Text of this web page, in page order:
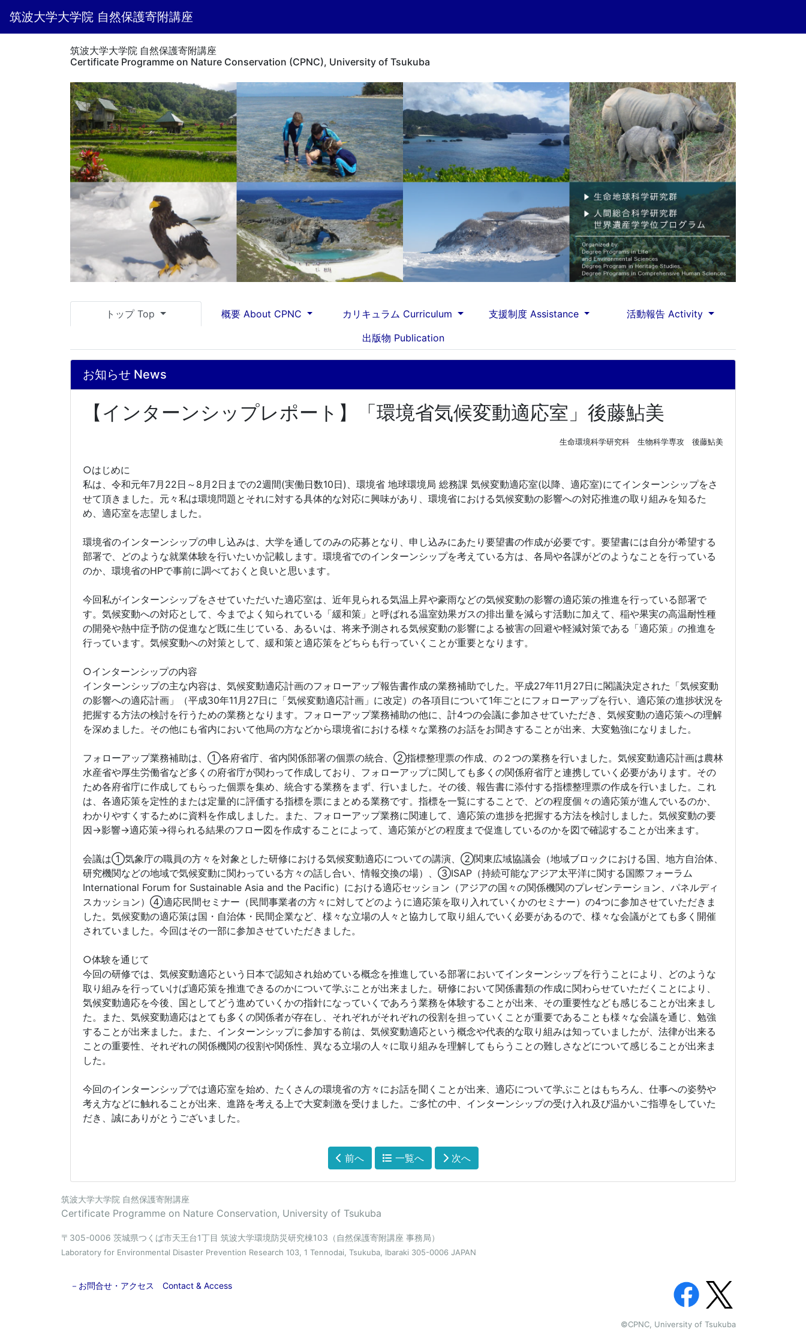
筑波大学大学院 自然保護寄附講座
筑波大学大学院 自然保護寄附講座
Certificate Programme on Nature Conservation (CPNC), University of Tsukuba
トップ Top 概要 About CPNC カリキュラム Curriculum 支援制度 Assistance
活動報告 Activity
出版物 Publication
お知らせ News
【インターンシップレポート】「環境省気候変動適応室」後藤鮎美
生命環境科学研究科 生物科学専攻 後藤鮎美
○はじめに
私は、令和元年7月22日～8月2日までの2週間(実働日数10日)、環境省 地球環境局 総務課 気候変動適応室(以降、適応室)にてインターンシップをさ
せて頂きました。元々私は環境問題とそれに対する具体的な対応に興味があり、環境省における気候変動の影響への対応推進の取り組みを知るた
め、適応室を志望しました。
環境省のインターンシップの申し込みは、大学を通してのみの応募となり、申し込みにあたり要望書の作成が必要です。要望書には自分が希望する
部署で、どのような就業体験を行いたいか記載します。環境省でのインターンシップを考えている方は、各局や各課がどのようなことを行っている
のか、環境省のHPで事前に調べておくと良いと思います。
今回私がインターンシップをさせていただいた適応室は、近年見られる気温上昇や豪雨などの気候変動の影響の適応策の推進を行っている部署で
す。気候変動への対応として、今までよく知られている「緩和策」と呼ばれる温室効果ガスの排出量を減らす活動に加えて、稲や果実の高温耐性種
の開発や熱中症予防の促進など既に生じている、あるいは、将来予測される気候変動の影響による被害の回避や軽減対策である「適応策」の推進を
行っています。気候変動への対策として、緩和策と適応策をどちらも行っていくことが重要となります。
○インターンシップの内容
インターンシップの主な内容は、気候変動適応計画のフォローアップ報告書作成の業務補助でした。平成27年11月27日に閣議決定された「気候変動
の影響への適応計画」（平成30年11月27日に「気候変動適応計画」に改定）の各項目について1年ごとにフォローアップを行い、適応策の進捗状況を
把握する方法の検討を行うための業務となります。フォローアップ業務補助の他に、計4つの会議に参加させていただき、気候変動の適応策への理解
を深めました。その他にも省内において他局の方などから環境省における様々な業務のお話をお聞きすることが出来、大変勉強になりました。
フォローアップ業務補助は、①各府省庁、省内関係部署の個票の統合、②指標整理票の作成、の２つの業務を行いました。気候変動適応計画は農林
水産省や厚生労働省など多くの府省庁が関わって作成しており、フォローアップに関しても多くの関係府省庁と連携していく必要があります。その
ため各府省庁に作成してもらった個票を集め、統合する業務をまず、行いました。その後、報告書に添付する指標整理票の作成を行いました。これ
は、各適応策を定性的または定量的に評価する指標を票にまとめる業務です。指標を一覧にすることで、どの程度個々の適応策が進んでいるのか、
わかりやすくするために資料を作成しました。また、フォローアップ業務に関連して、適応策の進捗を把握する方法を検討しました。気候変動の要
因→影響→適応策→得られる結果のフロー図を作成することによって、適応策がどの程度まで促進しているのかを図で確認することが出来ます。
会議は①気象庁の職員の方々を対象とした研修における気候変動適応についての講演、②関東広域協議会（地域ブロックにおける国、地方自治体、
研究機関などの地域で気候変動に関わっている方々の話し合い、情報交換の場）、③ISAP（持続可能なアジア太平洋に関する国際フォーラム
International Forum for Sustainable Asia and the Pacific）における適応セッション（アジアの国々の関係機関のプレゼンテーション、パネルディ
スカッション）④適応民間セミナー（民間事業者の方々に対してどのように適応策を取り入れていくかのセミナー）の4つに参加させていただきま
した。気候変動の適応策は国・自治体・民間企業など、様々な立場の人々と協力して取り組んでいく必要があるので、様々な会議がとても多く開催
されていました。今回はその一部に参加させていただきました。
○体験を通じて
今回の研修では、気候変動適応という日本で認知され始めている概念を推進している部署においてインターンシップを行うことにより、どのような
取り組みを行っていけば適応策を推進できるのかについて学ぶことが出来ました。研修において関係書類の作成に関わらせていただくことにより、
気候変動適応を今後、国としてどう進めていくかの指針になっていくであろう業務を体験することが出来、その重要性なども感じることが出来まし
た。また、気候変動適応はとても多くの関係者が存在し、それぞれがそれぞれの役割を担っていくことが重要であることも様々な会議を通じ、勉強
することが出来ました。また、インターンシップに参加する前は、気候変動適応という概念や代表的な取り組みは知っていましたが、法律が出来る
ことの重要性、それぞれの関係機関の役割や関係性、異なる立場の人々に取り組みを理解してもらうことの難しさなどについて感じることが出来ま
した。
今回のインターンシップでは適応室を始め、たくさんの環境省の方々にお話を聞くことが出来、適応について学ぶことはもちろん、仕事への姿勢や
考え方などに触れることが出来、進路を考える上で大変刺激を受けました。ご多忙の中、インターンシップの受け入れ及び温かいご指導をしていた
だき、誠にありがとうございました。
前へ 一覧へ 次へ
筑波大学大学院 自然保護寄附講座
Certificate Programme on Nature Conservation, University of Tsukuba
〒305-0006 茨城県つくば市天王台1丁目 筑波大学環境防災研究棟103（自然保護寄附講座 事務局）
Laboratory for Environmental Disaster Prevention Research 103, 1 Tennodai, Tsukuba, Ibaraki 305-0006 JAPAN
－お問合せ・アクセス Contact & Access
©CPNC, University of Tsukuba